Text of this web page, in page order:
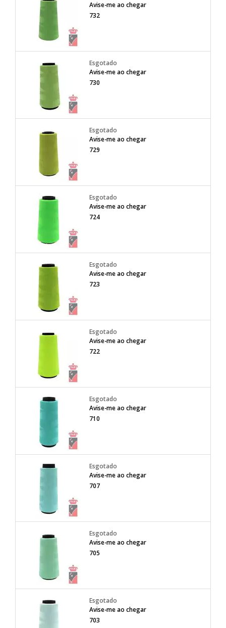
Avise-me ao chegar
732
Avise-me ao chegar
730
Avise-me ao chegar
729
Avise-me ao chegar
724
Avise-me ao chegar
723
Avise-me ao chegar
722
Avise-me ao chegar
710
Avise-me ao chegar
707
Avise-me ao chegar
705
Avise-me ao chegar
703